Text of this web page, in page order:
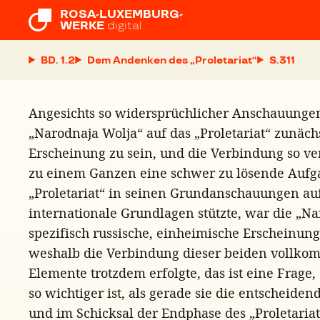
ROSA-LUXEMBURG-
WERKE digital
BD. 1.2 Dem Andenken des „Proletariat“ S.
Angesichts so widersprüchlicher
„Narodnaja Wolja“ auf das „Proletariat“
Erscheinung zu sein, und die Verbindung so
zu einem Ganzen eine schwer zu lösende
„Proletariat“ in seinen Grundanschauungen
internationale Grundlagen stützte, war die
spezifisch russische, einheimische
weshalb die Verbindung dieser beiden
Elemente trotzdem erfolgte, das ist eine
so wichtiger ist, als gerade sie die
und im Schicksal der Endphase des